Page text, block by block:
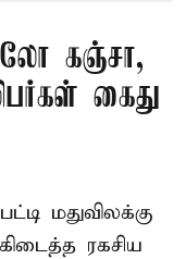
கஞ்சா,
கைது
மதுவிலக்கு
ரகசிய